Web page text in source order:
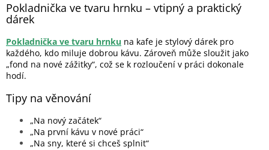
Pokladnička ve tvaru hrnku – vtipný a praktický
dárek
Pokladnička ve tvaru hrnku na kafe je stylový dárek pro
každého, kdo miluje dobrou kávu. Zároveň může sloužit jako
„fond na nové zážitky“, což se k rozloučení v práci dokonale
hodí.
Tipy na věnování
„Na nový začátek“
„Na první kávu v nové práci“
„Na sny, které si chceš splnit“